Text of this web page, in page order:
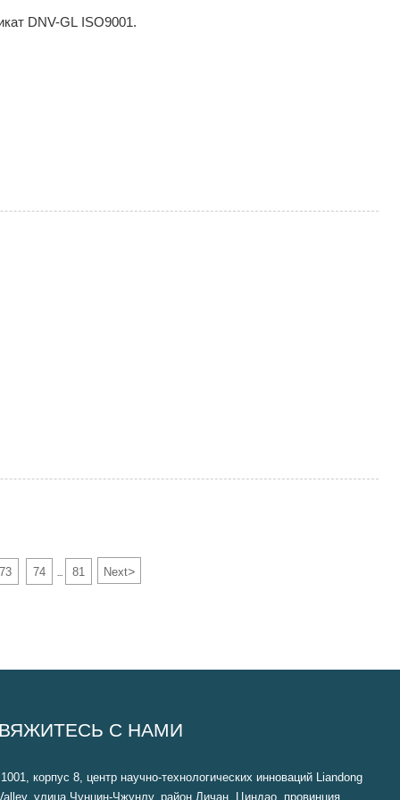
DNV-GL ISO9001.
73 74 ... 81 Next>
С НАМИ
корпус 8, центр научно-технологических инноваций Liandong
улица Чунцин-Чжунлу, район Личан, Циндао, провинция